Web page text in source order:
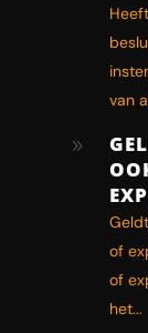
van
9
of
of
het...